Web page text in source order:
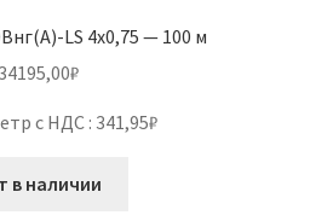
LS 4х0,75 — 100 м
₽
с НДС : 341,95₽
в наличии